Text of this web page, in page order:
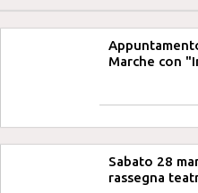
Marche con
Sabato 28
rassegna